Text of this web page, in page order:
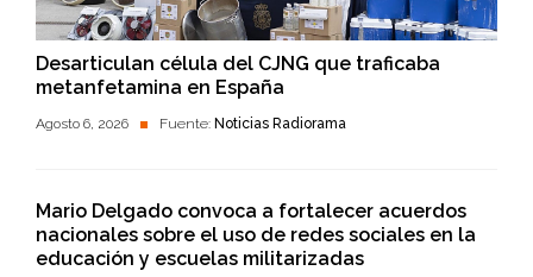
Desarticulan célula del CJNG que traficaba
metanfetamina en España
Agosto 6, 2026 Fuente: Noticias Radiorama
Mario Delgado convoca a fortalecer acuerdos
nacionales sobre el uso de redes sociales en la
educación y escuelas militarizadas